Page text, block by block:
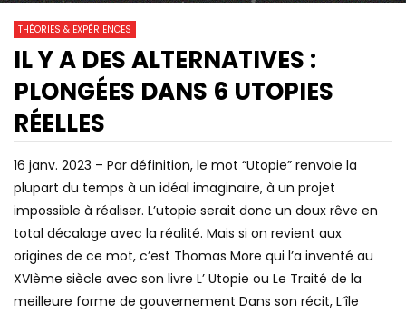
Watch Later
31:10
POURQUOI JEAN-PIERRE PETIT EST
UN PRODIGE DE LA PHYSIQUE |
IDRISS ABERKANE
22:20
UTOPIE – LES
THÉORIES & EXPÉRIENCES
IL Y A DES ALTERNATIVES :
PLONGÉES DANS 6 UTOPIES
RÉELLES
16 janv. 2023 – Par définition, le mot “Utopie” renvoie la
plupart du temps à un idéal imaginaire, à un projet
impossible à réaliser. L’utopie serait donc un doux rêve en
total décalage avec la réalité. Mais si on revient aux
origines de ce mot, c’est Thomas More qui l’a inventé au
XVIème siècle avec son livre L’ Utopie ou Le Traité de la
meilleure forme de gouvernement Dans son récit, L’île